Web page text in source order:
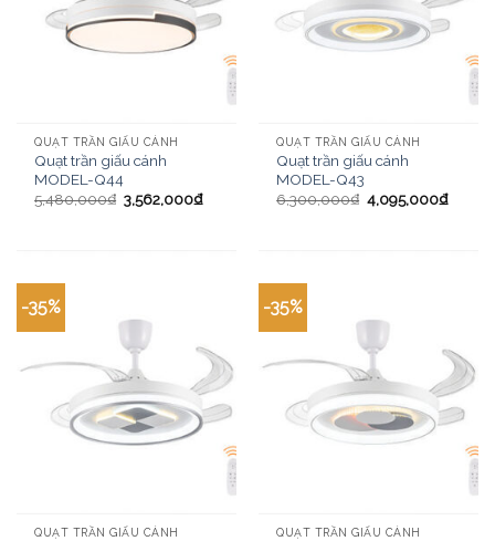
QUẠT TRẦN GIẤU CÁNH
Quạt trần giấu cánh
MODEL-Q44
5,480,000₫ 3,562,000₫
QUẠT TRẦN GIẤU CÁNH
Quạt trần giấu cánh
MODEL-Q43
6,300,000₫ 4,095,000₫
-35%
QUẠT TRẦN GIẤU CÁNH
-35%
QUẠT TRẦN GIẤU CÁNH